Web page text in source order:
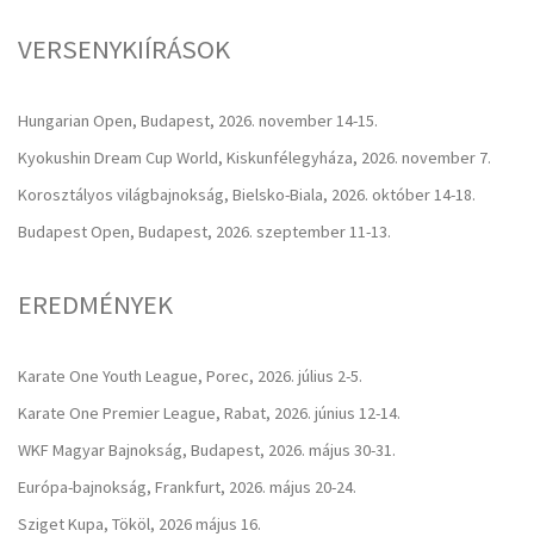
VERSENYKIÍRÁSOK
Hungarian Open, Budapest, 2026. november 14-15.
Kyokushin Dream Cup World, Kiskunfélegyháza, 2026. november 7.
Korosztályos világbajnokság, Bielsko-Biala, 2026. október 14-18.
Budapest Open, Budapest, 2026. szeptember 11-13.
EREDMÉNYEK
Karate One Youth League, Porec, 2026. július 2-5.
Karate One Premier League, Rabat, 2026. június 12-14.
WKF Magyar Bajnokság, Budapest, 2026. május 30-31.
Európa-bajnokság, Frankfurt, 2026. május 20-24.
Sziget Kupa, Tököl, 2026 május 16.